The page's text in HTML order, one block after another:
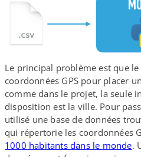
Le principal problème est que
coordonnées GPS pour placer
comme dans le projet, la seule
disposition est la ville. Pour
utilisé une base de données
qui répertorie les coordonnées
1000 habitants dans le monde.